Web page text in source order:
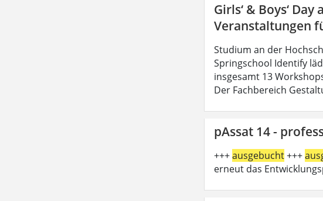
Girls‘ & Boys‘
Veranstaltungen
Studium an der
Springschool Identify
insgesamt 13
Der Fachbereich
pAssat 14 -
+++ausgebucht+++
erneut das